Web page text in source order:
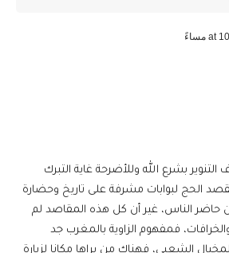
بشرع الله وللأضرحة غاية التبرك
مقصد الحج لبوابات مشرفة على تاريخ وحضارة
حاضر الناس، غير أن كل هذه المقاصد لم
فمفهوم الزاوية بالمغرب جد
الشعبي، فهناك من يراها مكانا لزيارة